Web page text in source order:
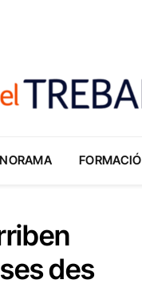
FORMACIÓ
des